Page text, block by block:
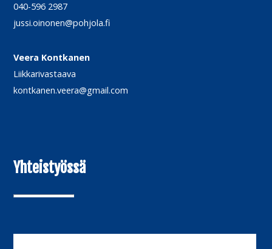
040-596 2987
jussi.oinonen@pohjola.fi
Veera Kontkanen
Liikkarivastaava
kontkanen.veera@gmail.com
Yhteistyössä